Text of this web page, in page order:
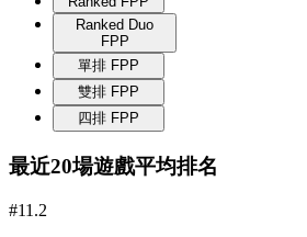
Ranked Duo
FPP
單排 FPP
雙排 FPP
四排 FPP
最近20場遊戲平均排名
#11.2